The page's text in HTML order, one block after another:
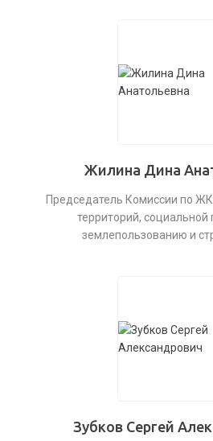
Жилина Дина
Председатель Комиссии по
территорий, социальной
землепользованию и
Зубков Сергей